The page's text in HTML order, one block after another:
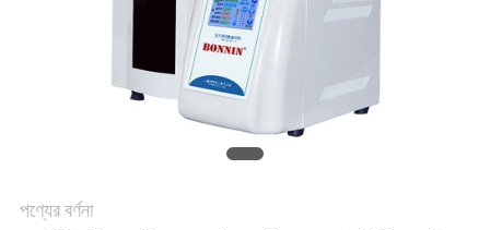
পণ্যের বর্ণনা